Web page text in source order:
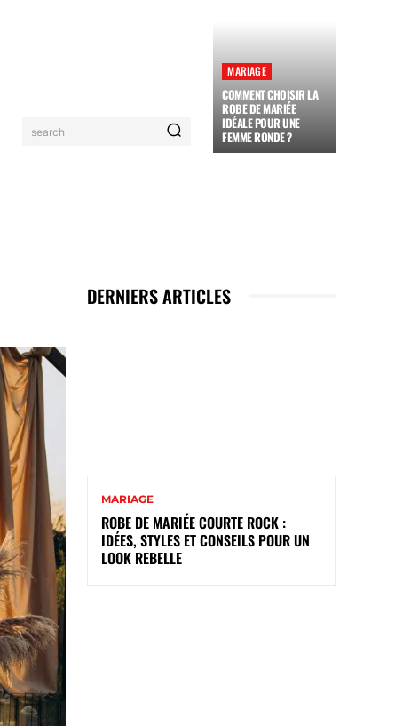
search
MARIAGE
COMMENT CHOISIR LA
ROBE DE MARIÉE
IDÉALE POUR UNE
FEMME RONDE ?
DERNIERS ARTICLES
MARIAGE
ROBE DE MARIÉE COURTE ROCK :
IDÉES, STYLES ET CONSEILS POUR UN
LOOK REBELLE